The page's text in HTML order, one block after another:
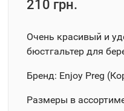
210 грн.
Очень красивый и
бюстгальтер для
Бренд: Enjoy Preg
Размеры в